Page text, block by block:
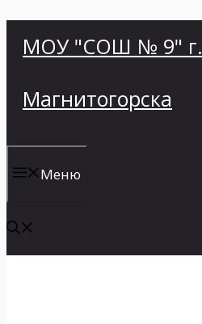
МОУ "СОШ № 9" г.
Магнитогорска
Меню